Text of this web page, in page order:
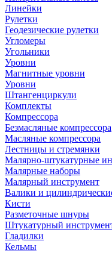
Линейки
Рулетки
Геодезические рулетки
Угломеры
Угольники
Уровни
Магнитные уровни
Уровни
Штангенциркули
Комплекты
Компрессора
Безмасляные компрессора
Масляные компрессора
Лестницы и стремянки
Малярно-штукатурные
Малярные наборы
Малярный инструмент
Валики и
Кисти
Разметочные шнуры
Штукатурный
Гладилки
Кельмы